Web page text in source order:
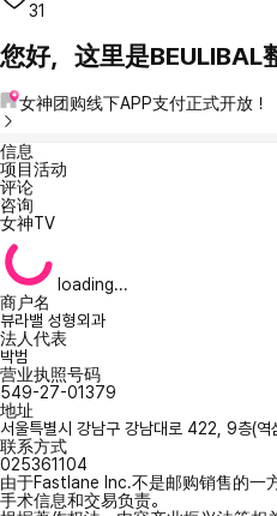
31
您好，这里是BEULIBAL
女神团购线下APP支付正式开放！
信息
项目活动
评论
咨询
女神TV
loading...
商户名
뷰라밸 성형외과
法人代表
박범
营业执照号码
549-27-01379
地址
서울특별시 강남구 강남대로 422, 9층(역
联系方式
025361104
由于Fastlane Inc.不是邮购销售的一
手术信息和交易负责。